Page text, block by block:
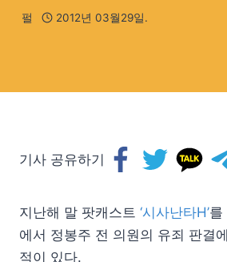
펄 2012년 03월29일.
기사 공유하기
지난해 말 팟캐스트 ‘시사난타H’를
에서 정봉주 전 의원의 유죄 판결
적이 있다.